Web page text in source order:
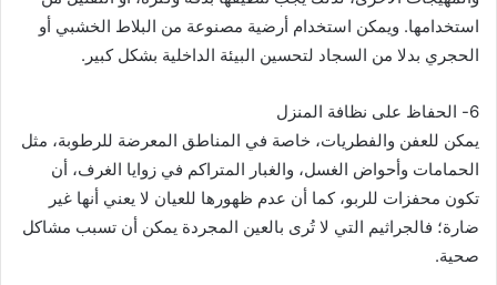
استخدامها. ويمكن استخدام أرضية مصنوعة من البلاط الخشبي أو
الحجري بدلا من السجاد لتحسين البيئة الداخلية بشكل كبير.
6- الحفاظ على نظافة المنزل
يمكن للعفن والفطريات، خاصة في المناطق المعرضة للرطوبة، مثل
الحمامات وأحواض الغسل، والغبار المتراكم في زوايا الغرف، أن
تكون محفزات للربو، كما أن عدم ظهورها للعيان لا يعني أنها غير
ضارة؛ فالجراثيم التي لا تُرى بالعين المجردة يمكن أن تسبب مشاكل
صحية.